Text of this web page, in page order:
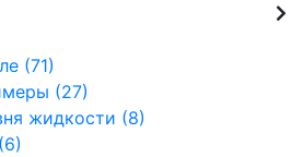
(71)
(27)
жидкости (8)